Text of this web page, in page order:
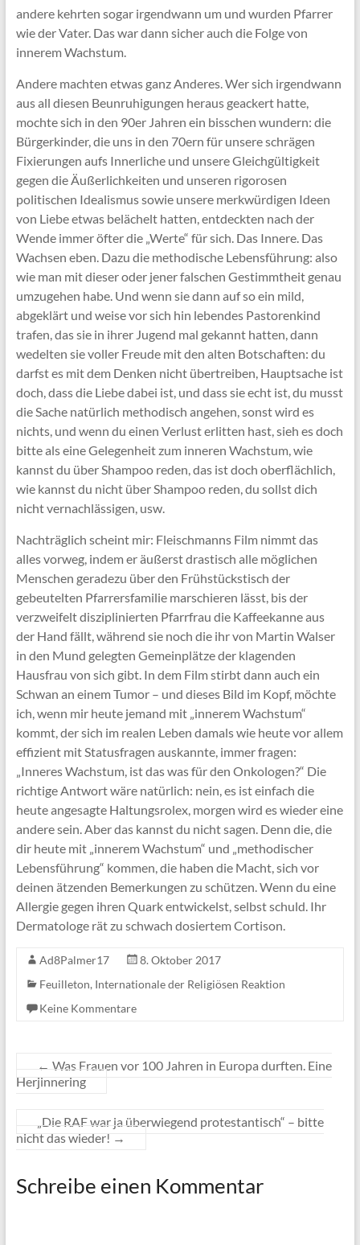
andere kehrten sogar irgendwann um und wurden Pfarrer
wie der Vater. Das war dann sicher auch die Folge von
innerem Wachstum.
Andere machten etwas ganz Anderes. Wer sich irgendwann
aus all diesen Beunruhigungen heraus geackert hatte,
mochte sich in den 90er Jahren ein bisschen wundern: die
Bürgerkinder, die uns in den 70ern für unsere schrägen
Fixierungen aufs Innerliche und unsere Gleichgültigkeit
gegen die Äußerlichkeiten und unseren rigorosen
politischen Idealismus sowie unsere merkwürdigen Ideen
von Liebe etwas belächelt hatten, entdeckten nach der
Wende immer öfter die „Werte“ für sich. Das Innere. Das
Wachsen eben. Dazu die methodische Lebensführung: also
wie man mit dieser oder jener falschen Gestimmtheit genau
umzugehen habe. Und wenn sie dann auf so ein mild,
abgeklärt und weise vor sich hin lebendes Pastorenkind
trafen, das sie in ihrer Jugend mal gekannt hatten, dann
wedelten sie voller Freude mit den alten Botschaften: du
darfst es mit dem Denken nicht übertreiben, Hauptsache ist
doch, dass die Liebe dabei ist, und dass sie echt ist, du musst
die Sache natürlich methodisch angehen, sonst wird es
nichts, und wenn du einen Verlust erlitten hast, sieh es doch
bitte als eine Gelegenheit zum inneren Wachstum, wie
kannst du über Shampoo reden, das ist doch oberflächlich,
wie kannst du nicht über Shampoo reden, du sollst dich
nicht vernachlässigen, usw.
Nachträglich scheint mir: Fleischmanns Film nimmt das
alles vorweg, indem er äußerst drastisch alle möglichen
Menschen geradezu über den Frühstückstisch der
gebeutelten Pfarrersfamilie marschieren lässt, bis der
verzweifelt disziplinierten Pfarrfrau die Kaffeekanne aus
der Hand fällt, während sie noch die ihr von Martin Walser
in den Mund gelegten Gemeinplätze der klagenden
Hausfrau von sich gibt. In dem Film stirbt dann auch ein
Schwan an einem Tumor – und dieses Bild im Kopf, möchte
ich, wenn mir heute jemand mit „innerem Wachstum“
kommt, der sich im realen Leben damals wie heute vor allem
effizient mit Statusfragen auskannte, immer fragen:
„Inneres Wachstum, ist das was für den Onkologen?“ Die
richtige Antwort wäre natürlich: nein, es ist einfach die
heute angesagte Haltungsrolex, morgen wird es wieder eine
andere sein. Aber das kannst du nicht sagen. Denn die, die
dir heute mit „innerem Wachstum“ und „methodischer
Lebensführung“ kommen, die haben die Macht, sich vor
deinen ätzenden Bemerkungen zu schützen. Wenn du eine
Allergie gegen ihren Quark entwickelst, selbst schuld. Ihr
Dermatologe rät zu schwach dosiertem Cortison.
Ad8Palmer17
8. Oktober 2017
Feuilleton, Internationale der Religiösen Reaktion
Keine Kommentare
← Was Frauen vor 100 Jahren in Europa durften. Eine
Herjinnering
„Die RAF war ja überwiegend protestantisch“ – bitte
nicht das wieder! →
Schreibe einen Kommentar